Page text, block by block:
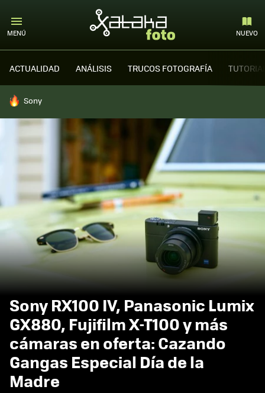
MENÚ NUEVO
ACTUALIDAD ANÁLISIS TRUCOS FOTOGRAFÍA
HOY SE HABLA DE
Sony
Sony RX100 IV, Panasonic Lumix
GX880, Fujifilm X-T100 y más
cámaras en oferta: Cazando
Gangas Especial Día de la
Madre